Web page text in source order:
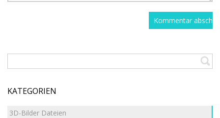
KATEGORIEN
3D-Bilder Dateien